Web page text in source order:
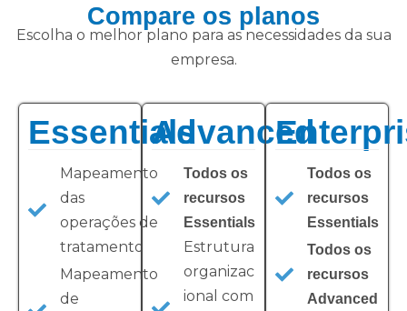
Compare os planos
Escolha o melhor plano para as necessidades da sua
empresa.
Essentials
Mapeamento
das
operações de
tratamento
Mapeamento
de
Advanced
Todos os
recursos
Essentials
Estrutura
organizac
ional com
Todos os
recursos
Essentials
Todos os
recursos
Advanced